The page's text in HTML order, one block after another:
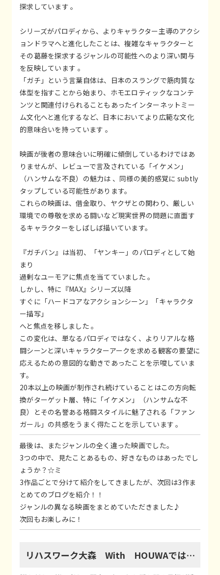
探求しています 。
シリーズがパロディから、よりキャラクター主導のアクシ
ョンドラマへと進化したことは、複雑なキャラクターと
その葛藤を探求するジャンルの可能性へのより深い関与
を反映しています 。
「ガチ」という言葉自体は、日本のスラングで筋肉質な
体型を指すことから始まり、ホモエロティックなコンテ
ンツと関連付けられることもあったインターネットミー
ム文化へと進化するなど、日本においてより広範な文化
的意味合いを持っています 。
映画が後者の意味合いに明確に傾倒しているわけではあ
りませんが、レビューで言及されている「イケメン」
（ハンサムな不良）の魅力は 、同様の美的感覚に subtly
タップしている可能性があります。
これらの映画は、借金取り、ヤクザとの関わり、厳しい
環境での尊敬を求める闘いなど現実世界の問題に直面す
るキャラクターをしばしば描いています。
『ガチバン』は当初、「ヤンキー」のパロディとして始
まり
過剰なユーモアに焦点を当てていました 。
しかし、特に『MAX』シリーズ以降
すぐに「ハードコアなアクションシーン」「キャラクタ
ー描写」
へと焦点を移しました 。
この変化は、単なるパロディではなく、よりリアルな格
闘シーンと深いキャラクターアークを求める観客の要望に
応えるための意図的な動きであったことを示唆していま
す。
20本以上の映画が制作され続けていることはこの方向転
換がターゲット層、特に「イケメン」（ハンサムな不
良）とその名誉ある格闘スタイルに魅了される「ファン
ガール」の共感をうまく得たことを示しています 。
最後は、またジャンルの全く違った映画でした。
3つの中で、見たことあるもの、好きなものはあったでし
ょうか？☆ミ
3作品ごとで分けて紹介をしてきましたが、次回は3作ま
とめてのブログを紹介！！
ジャンルの異なる映画をまとめていただきました♪
次回もお楽しみに！
リハスワーク大森 With HOUWAでは…